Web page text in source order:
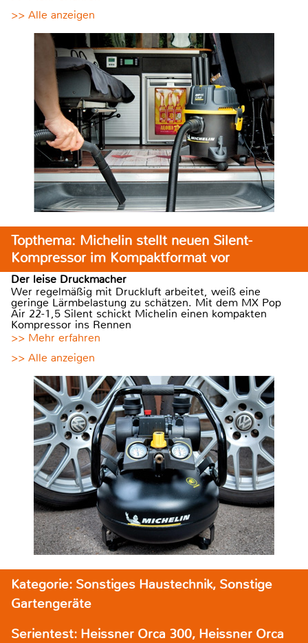
>> Alle anzeigen
Topthema: Michelin stellt neuen Silent-
Kompressor im Kompaktformat vor
Der leise Druckmacher
Wer regelmäßig mit Druckluft arbeitet, weiß eine
geringe Lärmbelastung zu schätzen. Mit dem MX Pop
Air 22-1,5 Silent schickt Michelin einen kompakten
Kompressor ins Rennen
>> Mehr erfahren
>> Alle anzeigen
Kategorie: Sonstiges Haustechnik, Sonstige
Gartengeräte
Serientest: Heissner Orca 300, Heissner Orca